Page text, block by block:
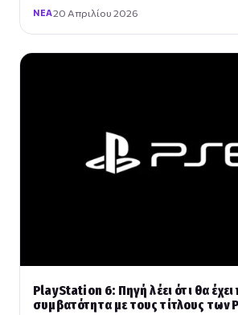
ΝΈΑ20 Απριλίου 2026
PlayStation 6: Πηγή λέει ότι θα
συμβατότητα με τους τίτλους των